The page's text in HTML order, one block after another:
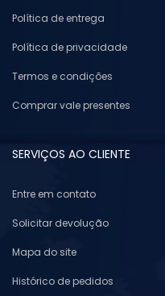
Política de entrega
Política de privacidade
Termos e condições
Comprar vale presentes
SERVIÇOS AO CLIENTE
Entre em contato
Solicitar devolução
Mapa do site
Histórico de pedidos